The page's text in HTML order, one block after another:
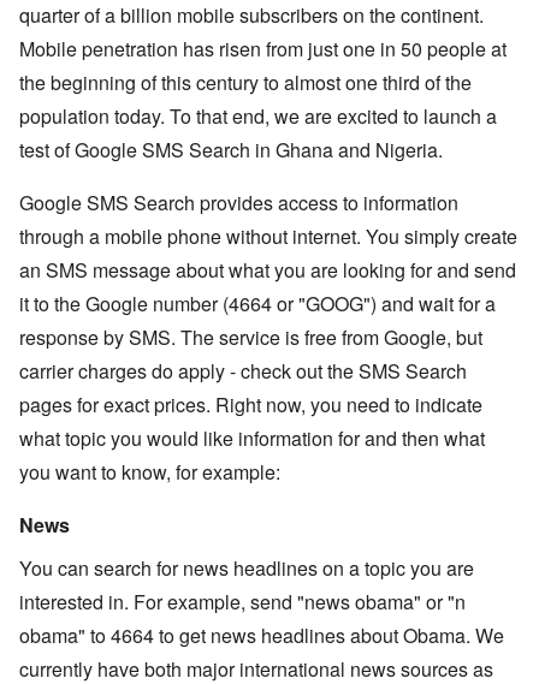
quarter of a billion mobile subscribers on the continent.
Mobile penetration has risen from just one in 50 people at
the beginning of this century to almost one third of the
population today. To that end, we are excited to launch a
test of Google SMS Search in Ghana and Nigeria.
Google SMS Search provides access to information
through a mobile phone without internet. You simply create
an SMS message about what you are looking for and send
it to the Google number (4664 or "GOOG") and wait for a
response by SMS. The service is free from Google, but
carrier charges do apply - check out the SMS Search
pages for exact prices. Right now, you need to indicate
what topic you would like information for and then what
you want to know, for example:
News
You can search for news headlines on a topic you are
interested in. For example, send "news obama" or "n
obama" to 4664 to get news headlines about Obama. We
currently have both major international news sources as